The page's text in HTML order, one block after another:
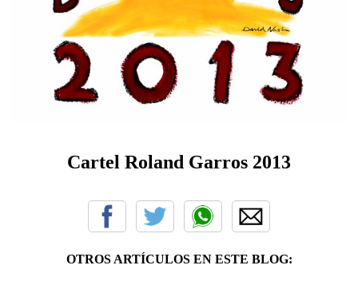
Cartel Roland Garros 2013
OTROS ARTÍCULOS EN ESTE BLOG: